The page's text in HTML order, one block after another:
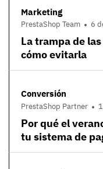
Marketing
PrestaShop Team 6
La trampa de
cómo evitarla
Conversión
PrestaShop Partner
Por qué el
tu sistema de